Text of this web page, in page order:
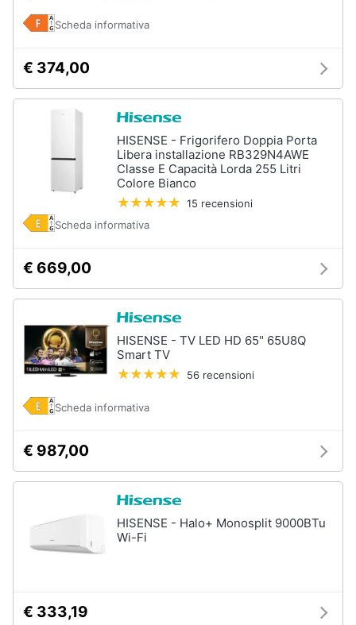
Scheda informativa
€ 374,00
HISENSE - Frigorifero Doppia Porta
Libera installazione RB329N4AWE
Classe E Capacità Lorda 255 Litri
Colore Bianco
15 recensioni
Scheda informativa
€ 669,00
HISENSE - TV LED HD 65" 65U8Q
Smart TV
56 recensioni
Scheda informativa
€ 987,00
HISENSE - Halo+ Monosplit 9000BTu
Wi-Fi
€ 333,19